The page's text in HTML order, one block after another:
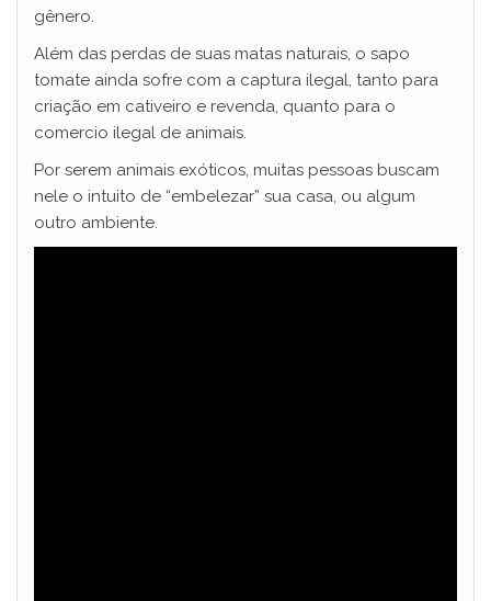
gênero.
Além das perdas de suas matas naturais, o sapo
tomate ainda sofre com a captura ilegal, tanto para
criação em cativeiro e revenda, quanto para o
comercio ilegal de animais.
Por serem animais exóticos, muitas pessoas buscam
nele o intuito de “embelezar” sua casa, ou algum
outro ambiente.